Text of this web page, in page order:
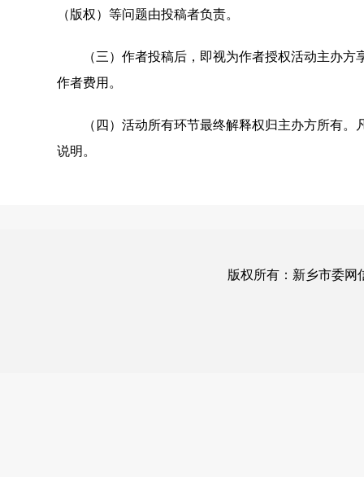
（版权）等问题由投稿者负责。
（三）作者投稿后，即视为作者授权活动主办方
作者费用。
（四）活动所有环节最终解释权归主办方所有。
说明。
版权所有：新乡市委